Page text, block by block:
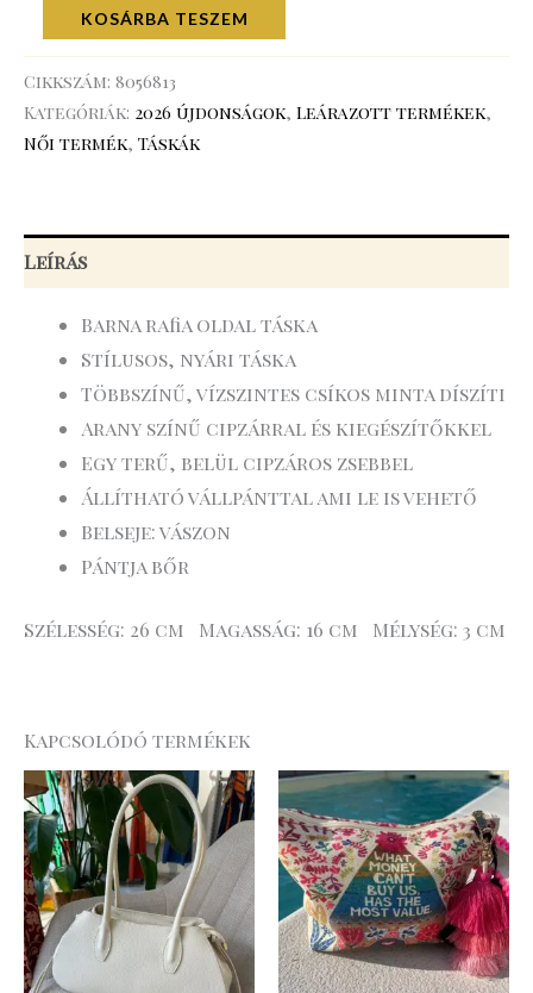
KOSÁRBA TESZEM
Cikkszám: 8056813
Kategóriák: 2026 újdonságok, Leárazott termékek,
Női termék, Táskák
Leírás
Barna rafia oldal táska
Stílusos, nyári táska
Többszínű, vízszintes csíkos minta díszíti
Arany színű cipzárral és kiegészítőkkel
Egy terű, belül cipzáros zsebbel
Állítható vállpánttal ami le is vehető
Belseje: vászon
Pántja bőr
Szélesség: 26 cm Magasság: 16 cm Mélység: 3 cm
Kapcsolódó termékek
Original
price
was:
37
.990 Ft.
Current
price
is:
28
.492 Ft.
Original
price
was:
15
.990 Ft.
price
is:
12
.792 Ft.